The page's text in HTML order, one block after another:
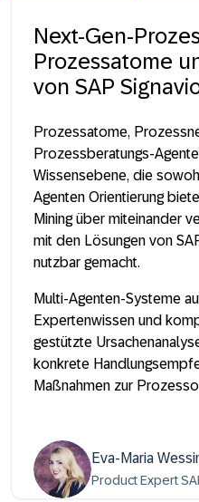
Next-Gen-
Prozessatome
von SAP
Prozessatome,
Prozessberatungs-
Wissensebene, die
Agenten Orientierung
Mining über miteinander
mit den Lösungen von
nutzbar gemacht.
Multi-Agenten-Systeme
Expertenwissen und
gestützte
konkrete
Maßnahmen zur
Eva-Maria
Product Expert